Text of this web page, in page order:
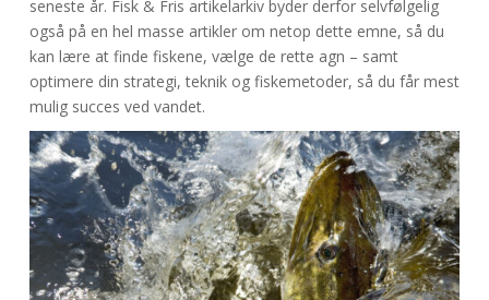
seneste år. Fisk & Fris artikelarkiv byder derfor selvfølgelig
også på en hel masse artikler om netop dette emne, så du
kan lære at finde fiskene, vælge de rette agn – samt
optimere din strategi, teknik og fiskemetoder, så du får mest
mulig succes ved vandet.